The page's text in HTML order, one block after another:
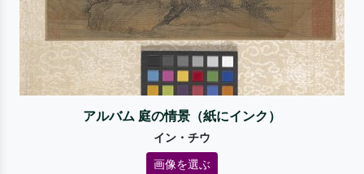
アルバム 庭の情景（紙にインク）
イン・チウ
画像を選ぶ